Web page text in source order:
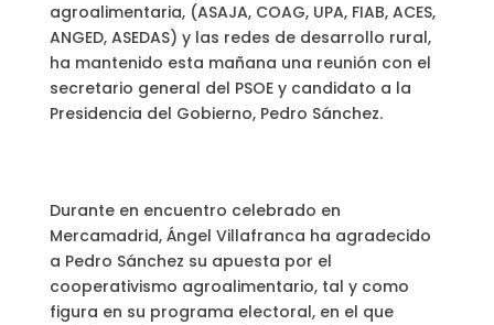
agroalimentaria, (ASAJA, COAG, UPA, FIAB, ACES,
ANGED, ASEDAS) y las redes de desarrollo rural,
ha mantenido esta mañana una reunión con el
secretario general del PSOE y candidato a la
Presidencia del Gobierno, Pedro Sánchez.
Durante en encuentro celebrado en
Mercamadrid, Ángel Villafranca ha agradecido
a Pedro Sánchez su apuesta por el
cooperativismo agroalimentario, tal y como
figura en su programa electoral, en el que